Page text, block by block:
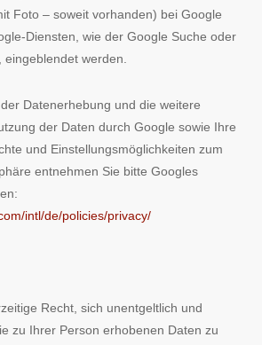
Foto – soweit vorhanden) bei Google
Diensten, wie der Google Suche oder
werden.
Datenerhebung und die weitere
der Daten durch Google sowie Ihre
und Einstellungsmöglichkeiten zum
entnehmen Sie bitte Googles
intl/de/policies/privacy/
Recht, sich unentgeltlich und
zu Ihrer Person erhobenen Daten zu